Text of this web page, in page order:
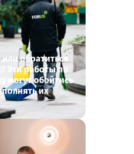
обратиться
Эти работы по
могут обойтись
их